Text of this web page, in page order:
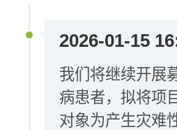
2026-01-15
我们将继续开展
病患者，拟将项
对象为产生灾难